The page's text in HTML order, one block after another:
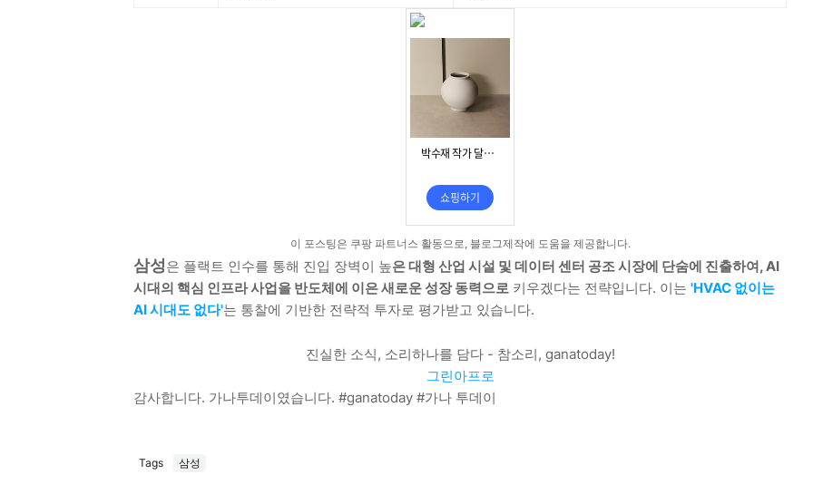
이 포스팅은 쿠팡 파트너스 활동으로, 블로그제작에 도움을 제공합니다.
삼성은 플랙트 인수를 통해 진입 장벽이 높은대형 산업 시설 및 데이터 센터 공조 시장에 단숨에 진출하여, AI
시대의 핵심 인프라 사업을 반도체에 이은 새로운 성장 동력으로 키우겠다는 전략입니다. 이는 'HVAC 없이는
AI 시대도 없다'는 통찰에 기반한 전략적 투자로 평가받고 있습니다.
진실한 소식, 소리하나를 담다 - 참소리, ganatoday!
그린아프로
감사합니다. 가나투데이였습니다. #ganatoday #가나 투데이
Tags 삼성